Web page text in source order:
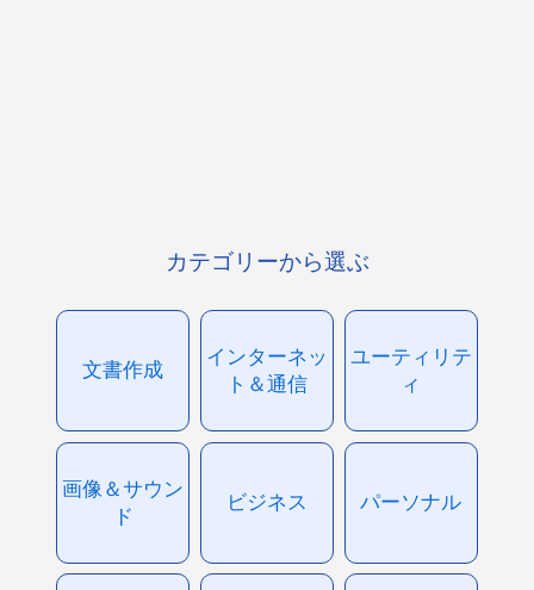
カテゴリーから選ぶ
文書作成
インターネッ
ト＆通信
ユーティリテ
ィ
画像＆サウン
ド
ビジネス パーソナル